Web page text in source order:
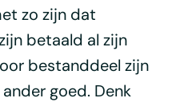
zo zijn dat
betaald al zijn
bestanddeel zijn
goed. Denk